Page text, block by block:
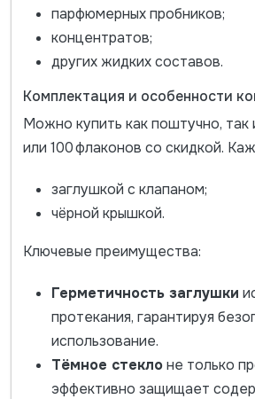
парфюмерных пробников;
концентратов;
других жидких составов.
Комплектация и особенности
Можно купить как поштучно, так
или 100 флаконов со скидкой.
заглушкой с клапаном;
чёрной крышкой.
Ключевые преимущества:
Герметичность заглушки
протекания, гарантируя
использование.
Тёмное стеклоне только
эффективно защищает